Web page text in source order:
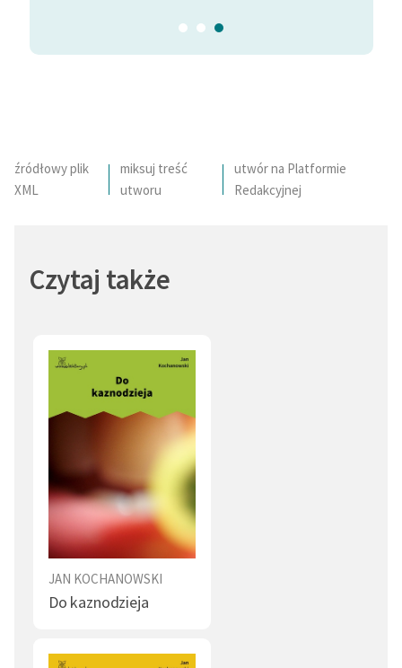
źródłowy plik
XML
miksuj treść
utworu
utwór na Platformie
Redakcyjnej
Czytaj także
JAN KOCHANOWSKI
Do kaznodzieja